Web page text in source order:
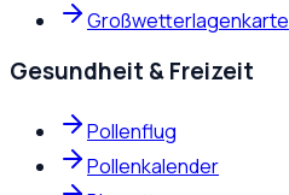
Großwetterlagenkarte
Gesundheit & Freizeit
Pollenflug
Pollenkalender